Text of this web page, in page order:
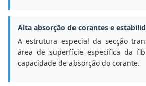
Alta absorção de corantes e
A estrutura especial da secção
área de superfície específica da
capacidade de absorção do corante.